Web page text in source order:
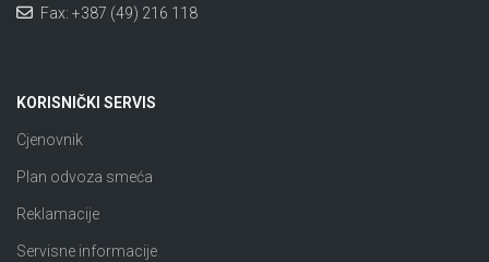
Fax: +387 (49) 216 118
KORISNIČKI SERVIS
Cjenovnik
Plan odvoza smeća
Reklamacije
Servisne informacije